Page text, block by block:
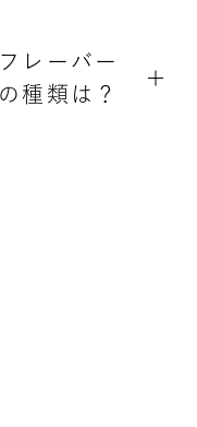
フレーバー
の種類は？